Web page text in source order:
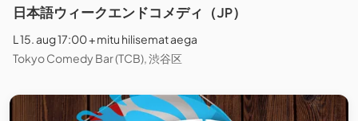
日本語ウィークエンドコメディ（JP）
L 15. aug 17:00 + mitu hilisemat aega
Tokyo Comedy Bar (TCB), 渋谷区